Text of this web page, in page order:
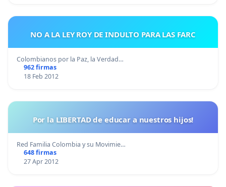
NO A LA LEY ROY DE INDULTO PARA LAS FARC
Colombianos por la Paz, la Verdad…
962 firmas
18 Feb 2012
Por la LIBERTAD de educar a nuestros hijos!
Red Familia Colombia y su Movimie…
648 firmas
27 Apr 2012